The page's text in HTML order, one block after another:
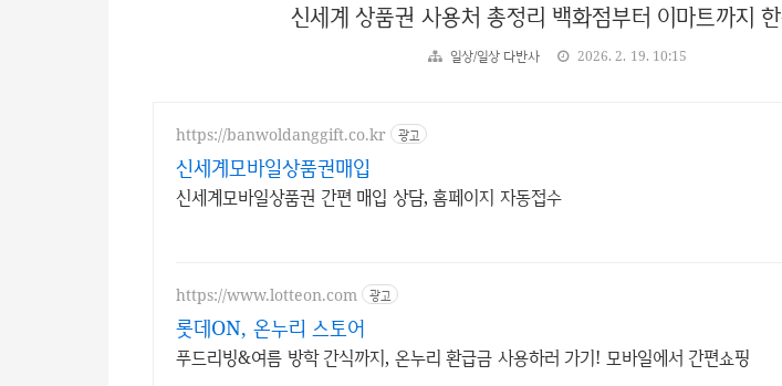
신세계 상품권 사용처 총정리 백화점부터 이마트까지
일상/일상 다반사 2026. 2. 19. 10:15
https://banwoldanggift.co.kr 광고
신세계모바일상품권매입
신세계모바일상품권 간편 매입 상담, 홈페이지 자동접수
https://www.lotteon.com 광고
롯데ON, 온누리 스토어
푸드리빙&여름 방학 간식까지, 온누리 환급금 사용하러 가기! 모바일에서 간편쇼핑